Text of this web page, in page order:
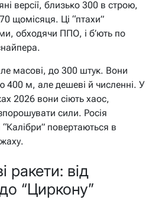
версії, близько 300 в строю,
щомісяця. Ці “птахи”
обходячи ППО, і б’ють по
масові, до 300 штук. Вони
400 м, але дешеві й численні. У
2026 вони сіють хаос,
сили. Росія
повертаються в
ракети: від
“Циркону”